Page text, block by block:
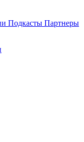
Подкасты Партнеры